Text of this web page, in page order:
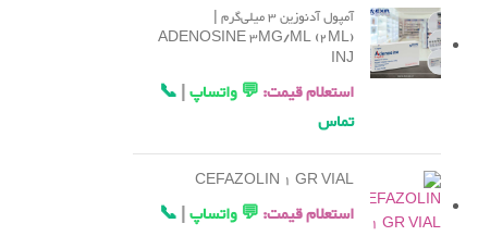
آمپول آدنوزین 3 میلی‌گرم |
ADENOSINE 3MG/ML (2ML)
INJ
استعلام قیمت:💬 واتساپ|
📞
تماس
CEFAZOLIN 1 GR VIAL
استعلام قیمت:💬 واتساپ|
📞